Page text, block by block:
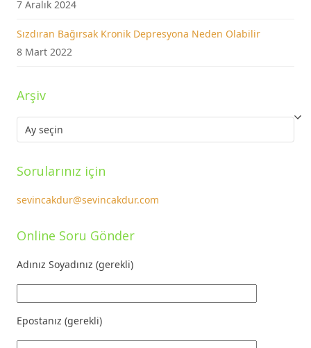
7 Aralık 2024
Sızdıran Bağırsak Kronik Depresyona Neden Olabilir
8 Mart 2022
Arşiv
Arşiv
Sorularınız için
sevincakdur@sevincakdur.com
Online Soru Gönder
Adınız Soyadınız (gerekli)
Epostanız (gerekli)